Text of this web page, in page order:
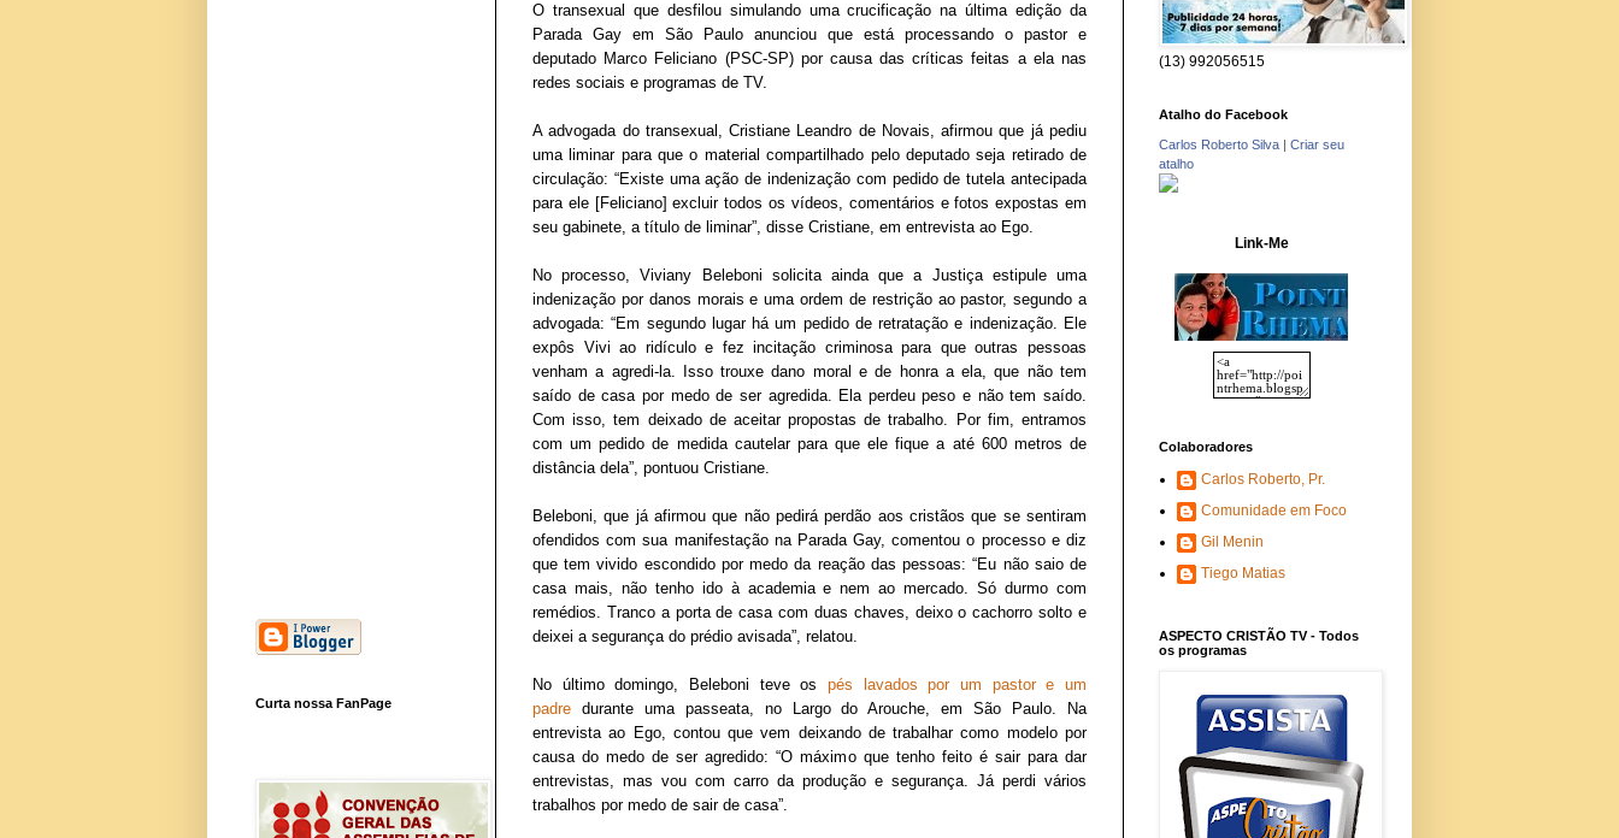
O transexual que desfilou simulando uma crucificação na última edição da
Parada Gay em São Paulo anunciou que está processando o pastor e
deputado Marco Feliciano (PSC-SP) por causa das críticas feitas a ela nas
redes sociais e programas de TV.
A advogada do transexual, Cristiane Leandro de Novais, afirmou que já pediu
uma liminar para que o material compartilhado pelo deputado seja retirado de
circulação: “Existe uma ação de indenização com pedido de tutela antecipada
para ele [Feliciano] excluir todos os vídeos, comentários e fotos expostas em
seu gabinete, a título de liminar”, disse Cristiane, em entrevista ao Ego.
No processo, Viviany Beleboni solicita ainda que a Justiça estipule uma
indenização por danos morais e uma ordem de restrição ao pastor, segundo a
advogada: “Em segundo lugar há um pedido de retratação e indenização. Ele
expôs Vivi ao ridículo e fez incitação criminosa para que outras pessoas
venham a agredi-la. Isso trouxe dano moral e de honra a ela, que não tem
saído de casa por medo de ser agredida. Ela perdeu peso e não tem saído.
Com isso, tem deixado de aceitar propostas de trabalho. Por fim, entramos
com um pedido de medida cautelar para que ele fique a até 600 metros de
distância dela”, pontuou Cristiane.
Beleboni, que já afirmou que não pedirá perdão aos cristãos que se sentiram
ofendidos com sua manifestação na Parada Gay, comentou o processo e diz
que tem vivido escondido por medo da reação das pessoas: “Eu não saio de
casa mais, não tenho ido à academia e nem ao mercado. Só durmo com
remédios. Tranco a porta de casa com duas chaves, deixo o cachorro solto e
deixei a segurança do prédio avisada”, relatou.
No último domingo, Beleboni teve os pés lavados por um pastor e um
padre durante uma passeata, no Largo do Arouche, em São Paulo. Na
entrevista ao Ego, contou que vem deixando de trabalhar como modelo por
causa do medo de ser agredido: “O máximo que tenho feito é sair para dar
entrevistas, mas vou com carro da produção e segurança. Já perdi vários
trabalhos por medo de sair de casa”.
Curta nossa FanPage
(13) 992056515
Atalho do Facebook
Carlos Roberto Silva | Criar seu
atalho
Link-Me
Colaboradores
Carlos Roberto, Pr.
Comunidade em Foco
Gil Menin
Tiego Matias
ASPECTO CRISTÃO TV - Todos
os programas